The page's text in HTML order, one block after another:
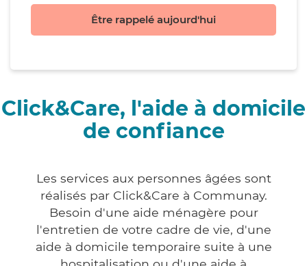
Être rappelé aujourd'hui
Click&Care, l'aide à domicile
de confiance
Les services aux personnes âgées sont
réalisés par Click&Care à Communay.
Besoin d'une aide ménagère pour
l'entretien de votre cadre de vie, d'une
aide à domicile temporaire suite à une